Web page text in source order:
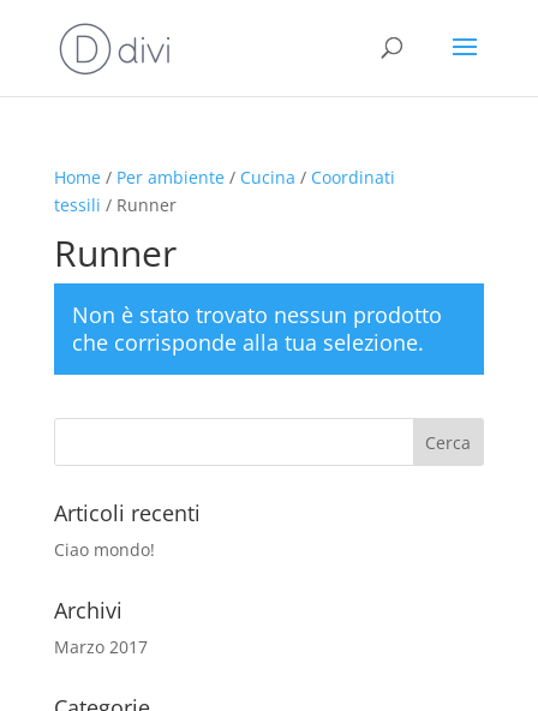
Home/ Per ambiente/ Cucina / Coordinati
tessili / Runner
Runner
Non è stato trovato nessun prodotto
che corrisponde alla tua selezione.
Articoli recenti
Ciao mondo!
Archivi
Marzo 2017